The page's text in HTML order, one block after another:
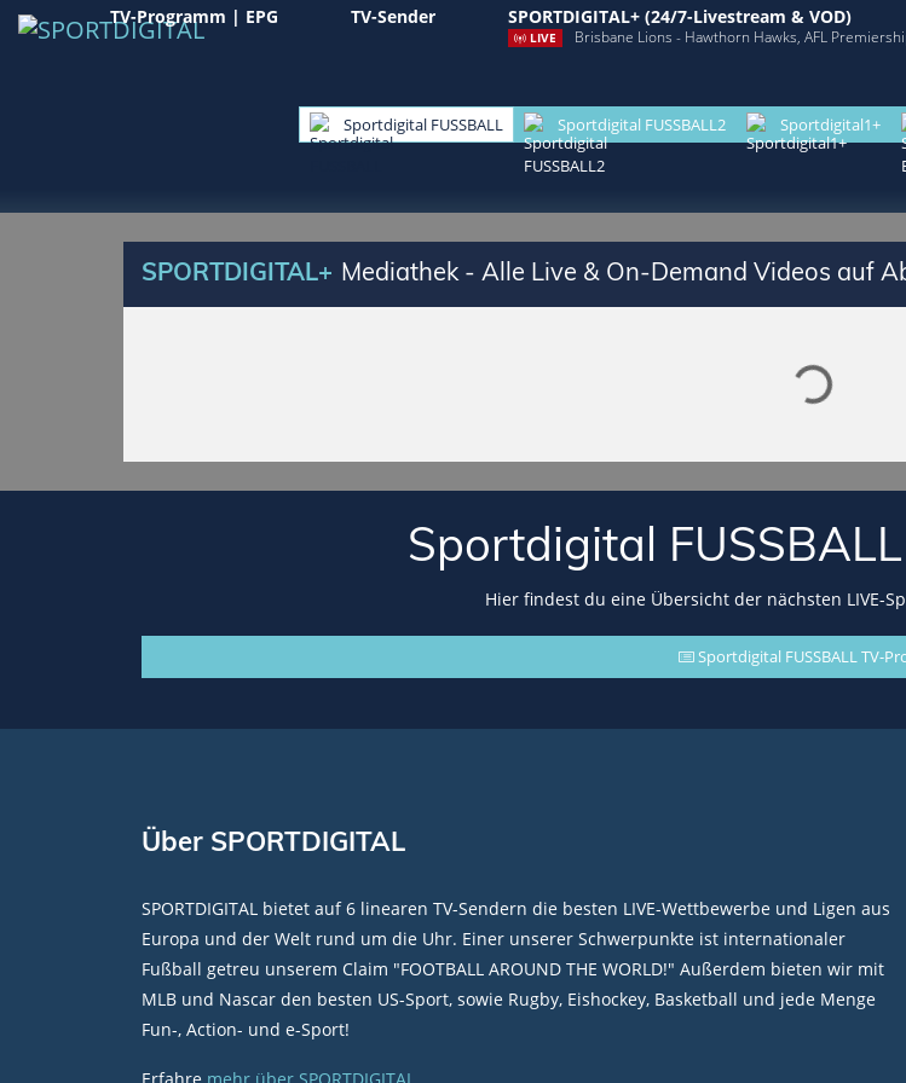
TV-Programm | EPG TV-Sender SPORTDIGITAL+ (24/7-Livestream & VOD)
LIVE Brisbane Lions - Hawthorn Hawks, AFL
Sportdigital FUSSBALL Sportdigital FUSSBALL2 Sportdigital1+
SPORTDIGITAL+ Mediathek - Alle Live & On-Demand Videos auf
Lade SPORTDIGITAL+ Mediathek
Sportdigital FUSSBALL
Hier findest du eine Übersicht der nächsten LIVE-
Sportdigital FUSSBALL TV-
Über SPORTDIGITAL
SPORTDIGITAL bietet auf 6 linearen TV-Sendern die besten LIVE-Wettbewerbe und Ligen aus
Europa und der Welt rund um die Uhr. Einer unserer Schwerpunkte ist internationaler
Fußball getreu unserem Claim "FOOTBALL AROUND THE WORLD!" Außerdem bieten wir mit
MLB und Nascar den besten US-Sport, sowie Rugby, Eishockey, Basketball und jede Menge
Fun-, Action- und e-Sport!